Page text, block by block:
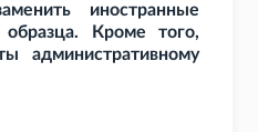
иностранные
образца. Кроме того,
административному